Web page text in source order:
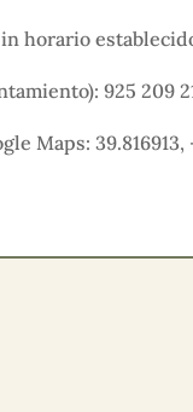
horario
925 209
Maps: 39.816913,